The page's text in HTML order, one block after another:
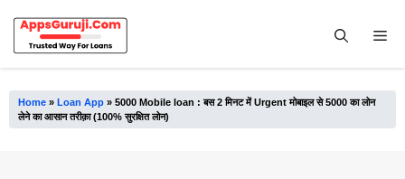
content
Home » Loan App » 5000 Mobile loan : बस 2 मिनट में Urgent मोबाइल से 5000 का लोन
लेने का आसान तरीक़ा (100% सुरक्षित लोन)